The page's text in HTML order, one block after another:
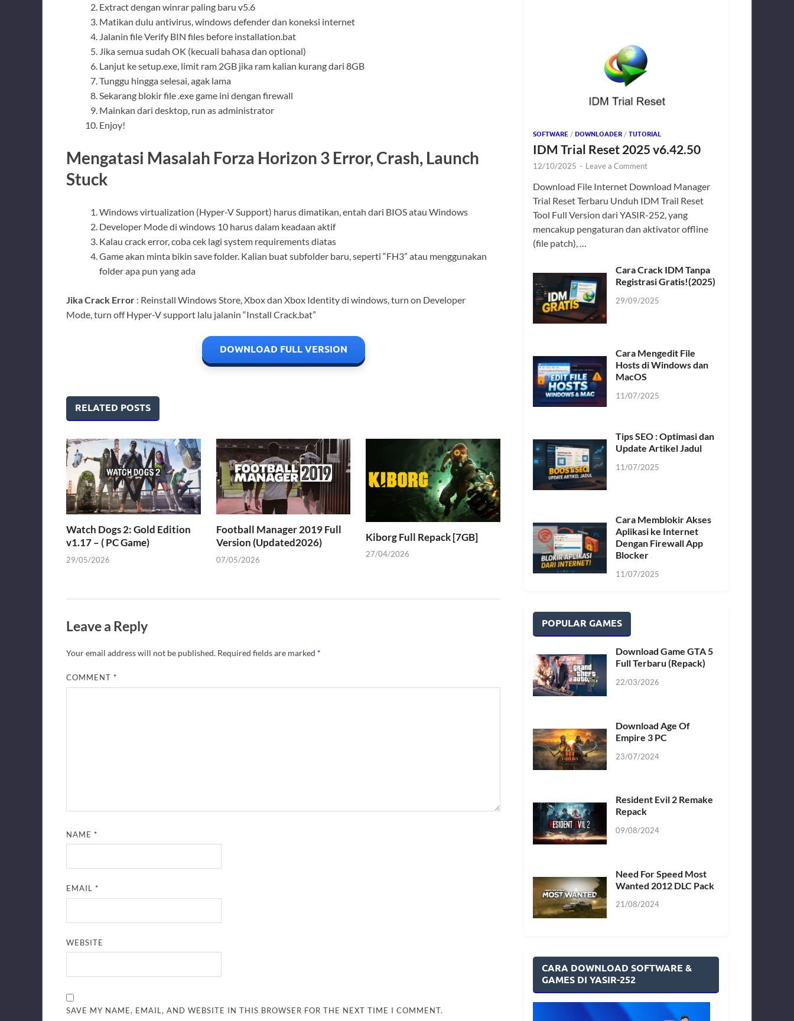
Extract dengan winrar paling baru v5.6
Matikan dulu antivirus, windows defender dan koneksi internet
Jalanin file Verify BIN files before installation.bat
Jika semua sudah OK (kecuali bahasa dan optional)
Lanjut ke setup.exe, limit ram 2GB jika ram kalian kurang dari 8GB
Tunggu hingga selesai, agak lama
Sekarang blokir file .exe game ini dengan firewall
Mainkan dari desktop, run as administrator
Enjoy!
Mengatasi Masalah Forza Horizon 3 Error, Crash, Launch
Stuck
Windows virtualization (Hyper-V Support) harus dimatikan, entah dari BIOS atau Windows
Developer Mode di windows 10 harus dalam keadaan aktif
Kalau crack error, coba cek lagi system requirements diatas
Game akan minta bikin save folder. Kalian buat subfolder baru, seperti “FH3” atau menggunakan
folder apa pun yang ada
Jika Crack Error : Reinstall Windows Store, Xbox dan Xbox Identity di windows, turn on Developer
Mode, turn off Hyper-V support lalu jalanin “Install Crack.bat”
DOWNLOAD FULL VERSION
RELATED POSTS
Watch Dogs 2: Gold Edition
v1.17 – ( PC Game)
29/05/2026
Football Manager 2019 Full
Version (Updated2026)
07/05/2026
Kiborg Full Repack [7GB]
27/04/2026
Leave a Reply
Your email address will not be published. Required fields are marked *
COMMENT*
NAME*
EMAIL*
WEBSITE
SAVE MY NAME, EMAIL, AND WEBSITE IN THIS BROWSER FOR THE NEXT TIME I COMMENT.
SOFTWARE /DOWNLOADER /TUTORIAL
IDM Trial Reset 2025 v6.42.50
12/10/2025 - Leave a Comment
Download File Internet Download Manager
Trial Reset Terbaru Unduh IDM Trail Reset
Tool Full Version dari YASIR-252, yang
mencakup pengaturan dan aktivator offline
(file patch), …
Cara Crack IDM Tanpa
Registrasi Gratis!(2025)
29/09/2025
Cara Mengedit File
Hosts di Windows dan
MacOS
11/07/2025
Tips SEO : Optimasi dan
Update Artikel Jadul
11/07/2025
Cara Memblokir Akses
Aplikasi ke Internet
Dengan Firewall App
Blocker
11/07/2025
POPULAR GAMES
Download Game GTA 5
Full Terbaru (Repack)
22/03/2026
Download Age Of
Empire 3 PC
23/07/2024
Resident Evil 2 Remake
Repack
09/08/2024
Need For Speed Most
Wanted 2012 DLC Pack
21/08/2024
CARA DOWNLOAD SOFTWARE &
GAMES DI YASIR-252